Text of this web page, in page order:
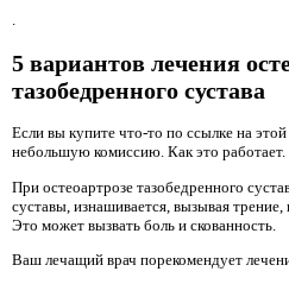
.
5 вариантов лечения
тазобедренного сустава
Если вы купите что-то по ссылке на
небольшую комиссию. Как это работает.
При остеоартрозе тазобедренного
суставы, изнашивается, вызывая трение,
Это может вызвать боль и скованность.
Ваш лечащий врач порекомендует